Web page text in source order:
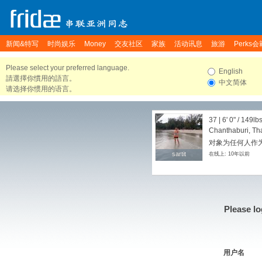
新闻&特写 时尚娱乐 Money 交友社区 家族 活动讯息 旅游 Perks会
Please select your preferred language.
請選擇你慣用的語言。
请选择你惯用的语言。
English
中文简体
sartit
sartit
37 | 6' 0" / 149lbs
Chanthaburi,
对象为任何人作
在线上: 10年以前
Please
用户名